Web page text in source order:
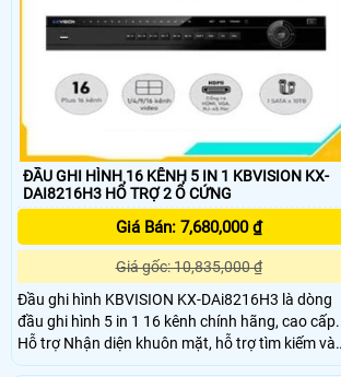
ĐẦU GHI HÌNH 16 KÊNH 5 IN 1 KBVISION KX-
DAI8216H3 HỔ TRỢ 2 Ổ CỨNG
Giá Bán: 7,680,000 ₫
Giá gốc: 10,835,000 ₫
Đầu ghi hình KBVISION KX-DAi8216H3 là dòng
đầu ghi hình 5 in 1 16 kênh chính hãng, cao cấp.
Hỗ trợ Nhận diện khuôn mặt, hỗ trợ tìm kiếm và
phát hiện người lạ mặt trong khu vực giám sát. Hỗ